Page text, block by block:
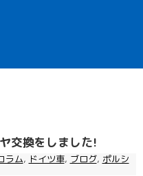
交換をしました!
ラム, ドイツ車, ブログ, ポルシ